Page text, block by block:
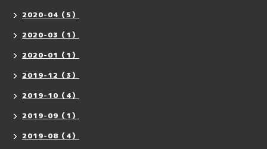
2020-04（5）
2020-03（1）
2020-01（1）
2019-12（3）
2019-10（4）
2019-09（1）
2019-08（4）